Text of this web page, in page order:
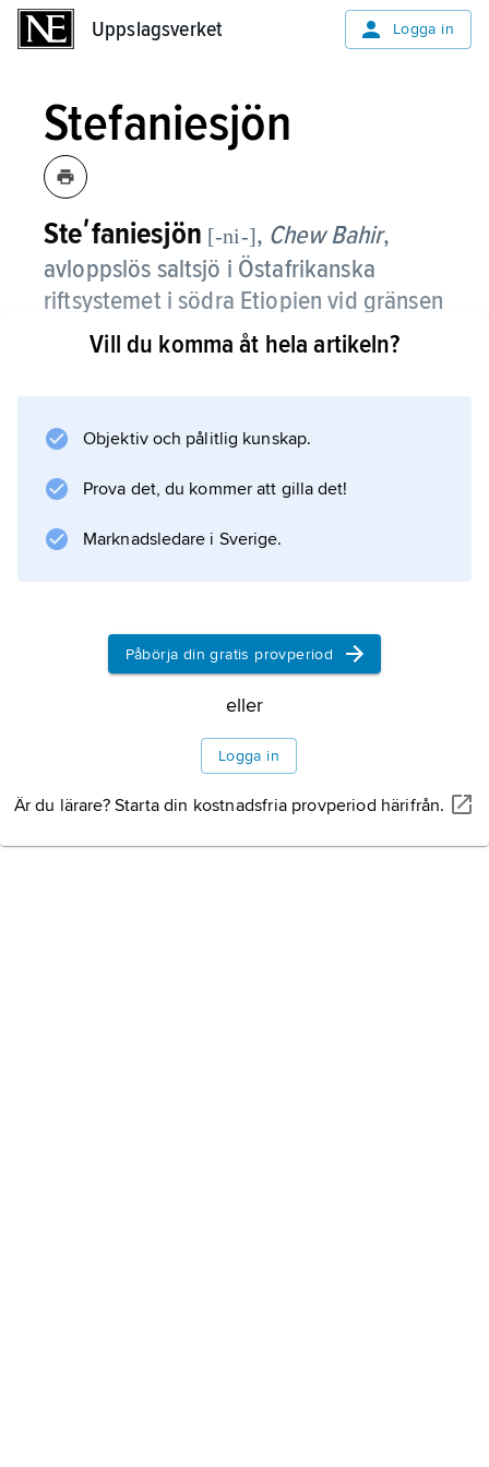
Uppslagsverket Logga in
Stefaniesjön
Steʹfaniesjön [-ni-], Chew Bahir,
avloppslös saltsjö i Östafrikanska
riftsystemet i södra Etiopien vid gränsen
mot Kenya.
, men den minskar under torrår och kan till
Vill du komma åt hela artikeln?
Objektiv och pålitlig kunskap.
Prova det, du kommer att gilla det!
Marknadsledare i Sverige.
Påbörja din gratis provperiod
eller
Logga in
Är du lärare? Starta din kostnadsfria provperiod härifrån.